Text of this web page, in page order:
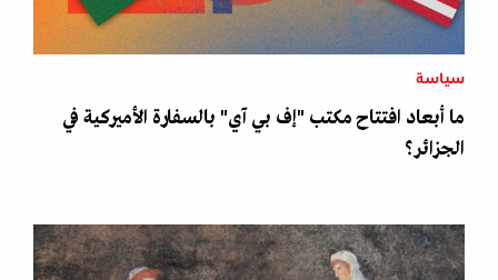
سياسة
ما أبعاد افتتاح مكتب "إف بي آي" بالسفارة الأميركية في
الجزائر؟